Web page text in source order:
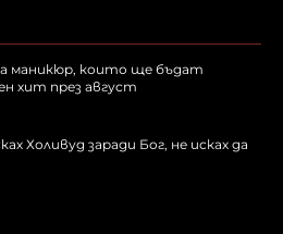
маникюр, които ще бъдат
хит през август
Холивуд заради Бог, не исках да